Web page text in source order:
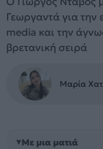
Γεωργαντά για την
media και την
βρετανική σειρά
Μαρία
Με μια ματιά